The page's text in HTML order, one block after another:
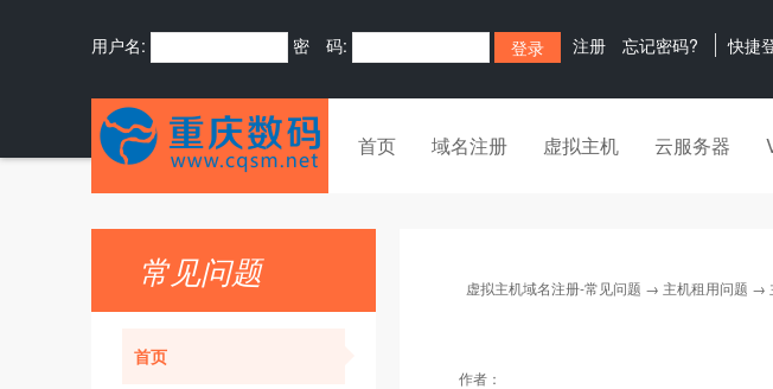
用户名: 密 码: 注册 忘记密码? 快捷
首页 域名注册 虚拟主机 云服务器
常见问题
首页
虚拟主机域名注册-常见问题 → 主机租用问题 →
作者：